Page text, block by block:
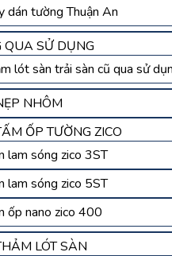
dán tường Thuận An
QUA SỬ DỤNG
lót sàn trải sàn cũ qua sử
NHÔM
ỐP TƯỜNG ZICO
lam sóng zico 3ST
lam sóng zico 5ST
ốp nano zico 400
LÓT SÀN